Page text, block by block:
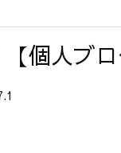
【個人ブ